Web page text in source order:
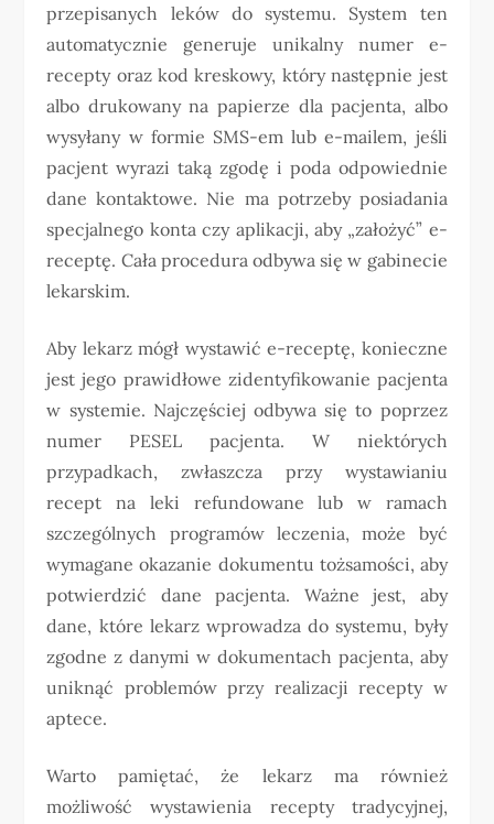
przepisanych leków do systemu. System ten
automatycznie generuje unikalny numer e-
recepty oraz kod kreskowy, który następnie jest
albo drukowany na papierze dla pacjenta, albo
wysyłany w formie SMS-em lub e-mailem, jeśli
pacjent wyrazi taką zgodę i poda odpowiednie
dane kontaktowe. Nie ma potrzeby posiadania
specjalnego konta czy aplikacji, aby „założyć” e-
receptę. Cała procedura odbywa się w gabinecie
lekarskim.
Aby lekarz mógł wystawić e-receptę, konieczne
jest jego prawidłowe zidentyfikowanie pacjenta
w systemie. Najczęściej odbywa się to poprzez
numer PESEL pacjenta. W niektórych
przypadkach, zwłaszcza przy wystawianiu
recept na leki refundowane lub w ramach
szczególnych programów leczenia, może być
wymagane okazanie dokumentu tożsamości, aby
potwierdzić dane pacjenta. Ważne jest, aby
dane, które lekarz wprowadza do systemu, były
zgodne z danymi w dokumentach pacjenta, aby
uniknąć problemów przy realizacji recepty w
aptece.
Warto pamiętać, że lekarz ma również
możliwość wystawienia recepty tradycyjnej,